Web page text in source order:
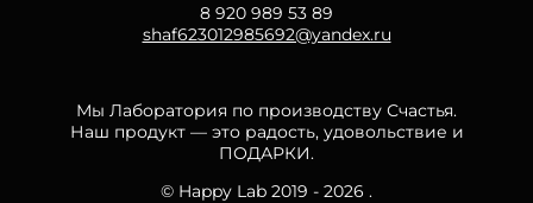
8 920 989 53 89
shaf623012985692@yandex.ru
Мы Лаборатория по производству Счастья.
Наш продукт — это радость, удовольствие и
ПОДАРКИ.
© Happy Lab 2019 - 2026 .